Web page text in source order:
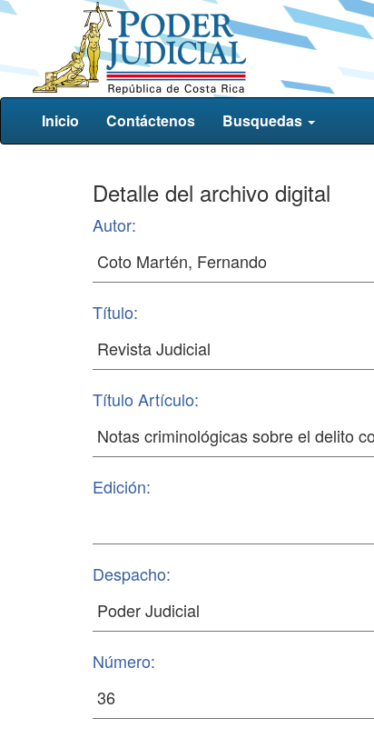
Inicio Contáctenos Busquedas
Detalle del archivo digital
Autor:
Título:
Título Artículo:
Edición:
Despacho:
Número: